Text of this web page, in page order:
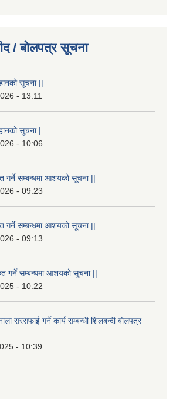
/ बोलपत्र सूचना
सूचना ||
- 13:11
सूचना |
- 10:06
गर्ने सम्बन्धमा आशयको सूचना ||
- 09:23
गर्ने सम्बन्धमा आशयको सूचना ||
- 09:13
गर्ने सम्बन्धमा आशयको सूचना ||
- 10:22
सरसफाई गर्ने कार्य सम्बन्धी शिलबन्दी बोलपत्र
- 10:39